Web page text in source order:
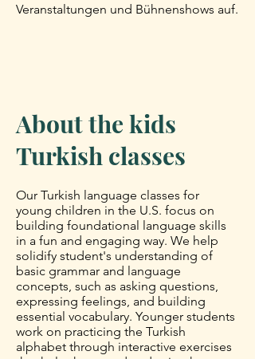
Veranstaltungen und Bühnenshows auf.
About the kids
Turkish classes
Our Turkish language classes for
young children in the U.S. focus on
building foundational language skills
in a fun and engaging way. We help
solidify student's understanding of
basic grammar and language
concepts, such as asking questions,
expressing feelings, and building
essential vocabulary. Younger students
work on practicing the Turkish
alphabet through interactive exercises